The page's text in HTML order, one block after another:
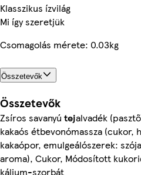
Klasszikus ízvilág
Mi így szeretjük
Csomagolás mérete: 0.03kg
Összetevők
Összetevők
Zsíros savanyú tejalvadék
kakaós étbevonómassza (cukor,
kakaópor, emulgeálószerek:
aroma), Cukor, Módosított
kálium-szorbát